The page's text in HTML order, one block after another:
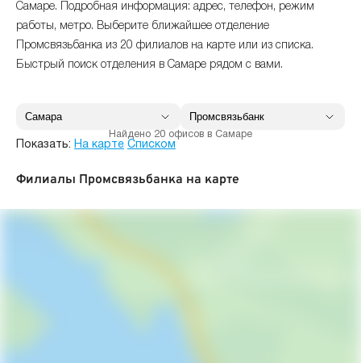
Самаре. Подробная информация: адрес, телефон, режим
работы, метро. Выберите ближайшее отделение
Промсвязьбанка из 20 филиалов на карте или из списка.
Быстрый поиск отделения в Самаре рядом с вами.
Найдено 20 офисов в Самаре
Показать: На карте Списком
Филиалы Промсвязьбанка на карте